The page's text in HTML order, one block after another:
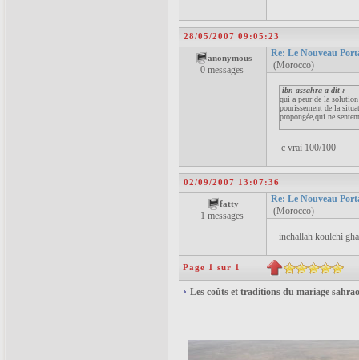
28/05/2007 09:05:23
anonymous
0 messages
Re: Le Nouveau
(Morocco)
ibn assahra a dit :
qui a peur de la
pourissement de la
propongée,qui ne
c vrai 100/100
02/09/2007 13:07:36
fatty
1 messages
Re: Le Nouveau
(Morocco)
inchallah koulchi
Page 1 sur 1
Les coûts et traditions du mariage